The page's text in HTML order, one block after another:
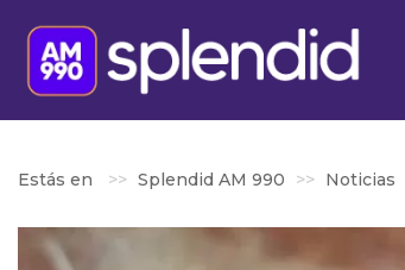
Estás en Splendid AM 990 Noticias